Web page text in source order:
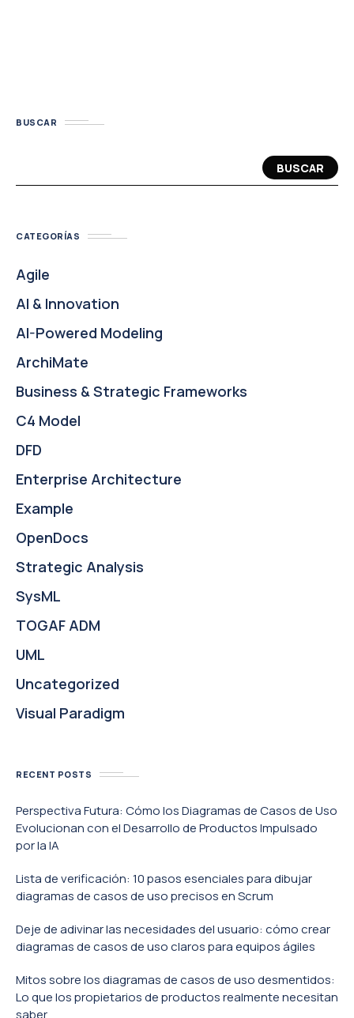
BUSCAR
BUSCAR
CATEGORÍAS
Agile
AI & Innovation
AI-Powered Modeling
ArchiMate
Business & Strategic Frameworks
C4 Model
DFD
Enterprise Architecture
Example
OpenDocs
Strategic Analysis
SysML
TOGAF ADM
UML
Uncategorized
Visual Paradigm
RECENT POSTS
Perspectiva Futura: Cómo los Diagramas de Casos de Uso
Evolucionan con el Desarrollo de Productos Impulsado
por la IA
Lista de verificación: 10 pasos esenciales para dibujar
diagramas de casos de uso precisos en Scrum
Deje de adivinar las necesidades del usuario: cómo crear
diagramas de casos de uso claros para equipos ágiles
Mitos sobre los diagramas de casos de uso desmentidos:
Lo que los propietarios de productos realmente necesitan
saber